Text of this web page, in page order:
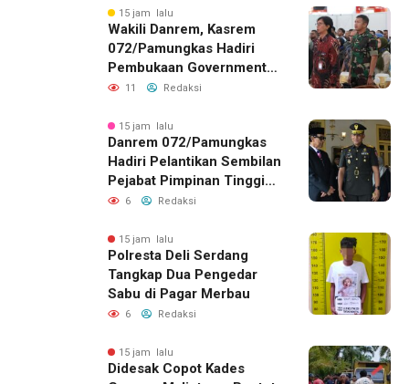
ISTIMEWA
15 jam lalu
Wakili Danrem, Kasrem
072/Pamungkas Hadiri
Pembukaan Government
Procurement Forum &
11 Redaksi
15 jam lalu
Danrem 072/Pamungkas
Hadiri Pelantikan Sembilan
Pejabat Pimpinan Tinggi
Pratama Pemda DIY
6 Redaksi
15 jam lalu
Polresta Deli Serdang
Tangkap Dua Pengedar
Sabu di Pagar Merbau
6 Redaksi
15 jam lalu
Didesak Copot Kades